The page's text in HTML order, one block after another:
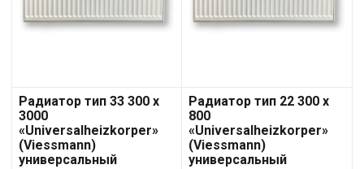
Радиатор тип 33 300 x
3000
«Universalheizkorper»
(Viessmann)
универсальный
Радиатор тип 22 300 x
800
«Universalheizkorper»
(Viessmann)
универсальный